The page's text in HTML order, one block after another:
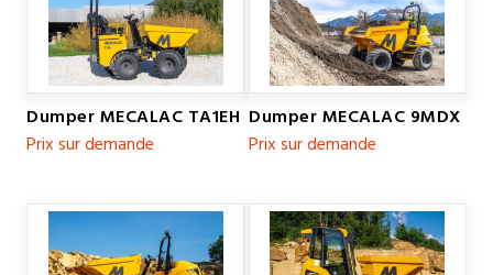
Dumper MECALAC TA1EH
Prix sur demande
Dumper MECALAC 9MDX
Prix sur demande